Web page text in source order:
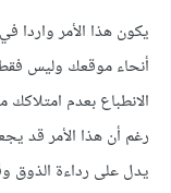
يكون هذا الأمر واردا
أنحاء موقعك وليس
الانطباع بعدم
رغم أن هذا الأمر قد
يدل على رداءة الذوق